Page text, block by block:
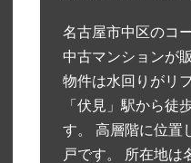
名古屋市中区のコ
中古マンションが
物件は水回りがリ
「伏見」駅から徒
す。 高層階に位置
戸です。 所在地